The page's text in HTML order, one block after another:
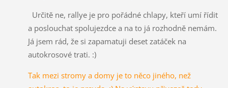
Určitě ne, rallye je pro pořádné chlapy, kteří umí řídit
a poslouchat spolujezdce a na to já rozhodně nemám.
Já jsem rád, že si zapamatuji deset zatáček na
autokrosové trati. :)
Tak mezi stromy a domy je to něco jiného, než